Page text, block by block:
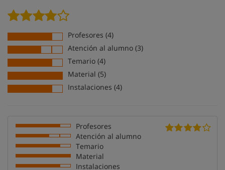
Profesores (4)
Atención al alumno (3)
Temario (4)
Material (5)
Instalaciones (4)
Profesores
Atención al alumno
Temario
Material
Instalaciones